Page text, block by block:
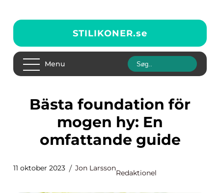
STILIKONER.se
Menu
Bästa foundation för
mogen hy: En
omfattande guide
11 oktober 2023 Jon Larsson
Redaktionel